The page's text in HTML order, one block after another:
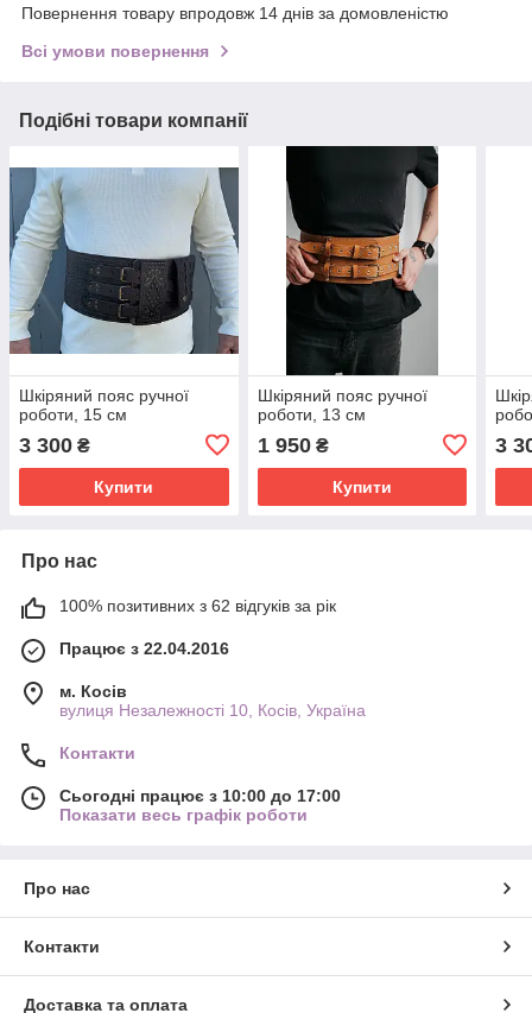
Повернення товару впродовж 14 днів за домовленістю
Всі умови повернення
Подібні товари компанії
Шкіряний пояс ручної
роботи, 15 см
3 300 ₴
Купити
Шкіряний пояс ручної
роботи, 13 см
1 950₴
Купити
3
Про нас
100% позитивних з 62 відгуків за рік
Працює з 22.04.2016
м. Косів
вулиця Незалежності 10, Косів, Україна
Контакти
Сьогодні працює з 10:00 до 17:00
Показати весь графік роботи
Про нас
Контакти
Доставка та оплата